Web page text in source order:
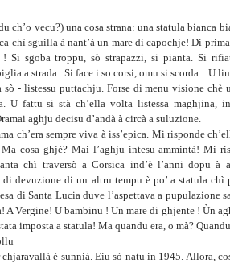
ch’o vecu?) una cosa strana: una statula bianca
chì sguilla à nant’à un mare di capochje! Di
Si sgoba troppu, sò strapazzi, si pianta. Si
a strada. Si face i so corsi, omu si scorda... U
- listessu puttachju. Forse di menu visione chè
U fattu si stà ch’ella volta listessa maghjina,
aghju decisu d’andà à circà a suluzione.
ch’era sempre viva à iss’epica. Mi risponde
cosa ghjè? Mai l’aghju intesu ammintà! Mi
chì traversò a Corsica ind’è l’anni dopu à
devuzione di un altru tempu è po’ a statula chì
di Santa Lucia duve l’aspettava a pupulazione
A Vergine! U bambinu ! Un mare di ghjente ! Ùn
imposta a statula! Ma quandu era, o mà?
è sunnià. Eiu sò natu in 1945. Allora,